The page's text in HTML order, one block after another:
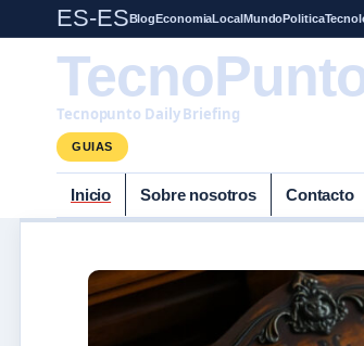
ES-ESBlogEconomiaLocalMundoPolitica
Tecnopunto Daily Briefing
GUIAS
Inicio Sobre nosotros Contacto